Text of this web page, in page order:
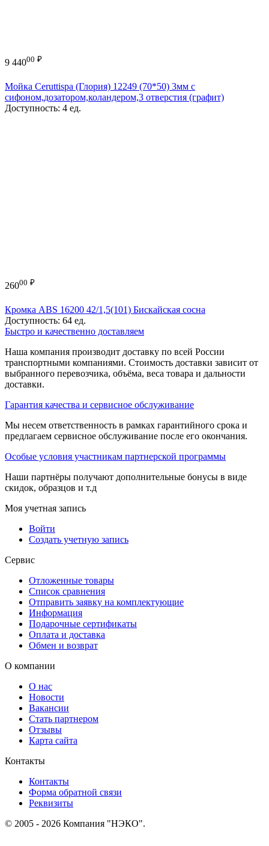
9 44000 ₽
Мойка Ceruttispa (Глория) 12249 (70*50) 3мм с
сифоном,дозатором,коландером,3 отверстия (графит)
Доступность: 4 ед.
26000 ₽
Кромка ABS 16200 42/1,5(101) Бискайская сосна
Доступность: 64 ед.
Быстро и качественно доставляем
Наша компания производит доставку по всей России
транспортными компаниями. Стоимость доставки зависит от
выбранного перевозчика, объёма, веса товара и дальности
доставки.
Гарантия качества и сервисное обслуживание
Мы несем ответственность в рамках гарантийного срока и
предлагаем сервисное обслуживание после его окончания.
Особые условия участникам партнерской программы
Наши партнёры получают дополнительные бонусы в виде
скидок, образцов и т.д
Моя учетная запись
Войти
Создать учетную запись
Сервис
Отложенные товары
Список сравнения
Отправить заявку на комплектующие
Информация
Подарочные сертификаты
Оплата и доставка
Обмен и возврат
О компании
О нас
Новости
Вакансии
Стать партнером
Отзывы
Карта сайта
Контакты
Контакты
Форма обратной связи
Реквизиты
© 2005 - 2026 Компания "НЭКО".